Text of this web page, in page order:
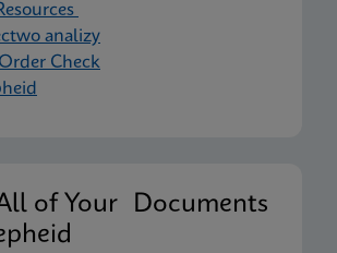
analizy
Check
of Your Documents